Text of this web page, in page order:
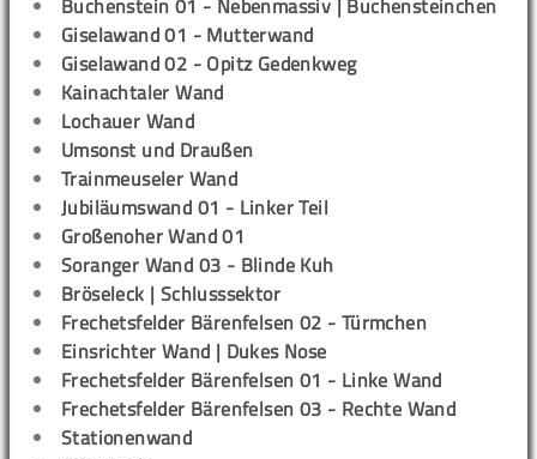
Buchenstein 01 - Nebenmassiv | Buchensteinchen
Giselawand 01 - Mutterwand
Giselawand 02 - Opitz Gedenkweg
Kainachtaler Wand
Lochauer Wand
Umsonst und Draußen
Trainmeuseler Wand
Jubiläumswand 01 - Linker Teil
Großenoher Wand 01
Soranger Wand 03 - Blinde Kuh
Bröseleck | Schlusssektor
Frechetsfelder Bärenfelsen 02 - Türmchen
Einsrichter Wand | Dukes Nose
Frechetsfelder Bärenfelsen 01 - Linke Wand
Frechetsfelder Bärenfelsen 03 - Rechte Wand
Stationenwand